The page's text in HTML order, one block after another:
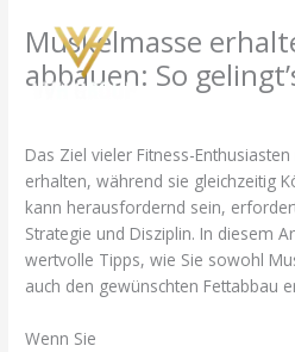
content
Muskelmasse
abbauen: So
Das Ziel vieler Fitness-
erhalten, während sie gleichzeitig
kann herausfordernd sein,
Strategie und Disziplin. In diesem
wertvolle Tipps, wie Sie sowohl
auch den gewünschten Fettabbau
Wenn Sie